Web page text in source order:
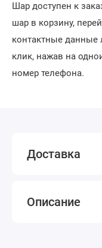
Шар доступен к
шар в корзину,
контактные данные
клик, нажав на
номер телефона.
Доставка
Описание